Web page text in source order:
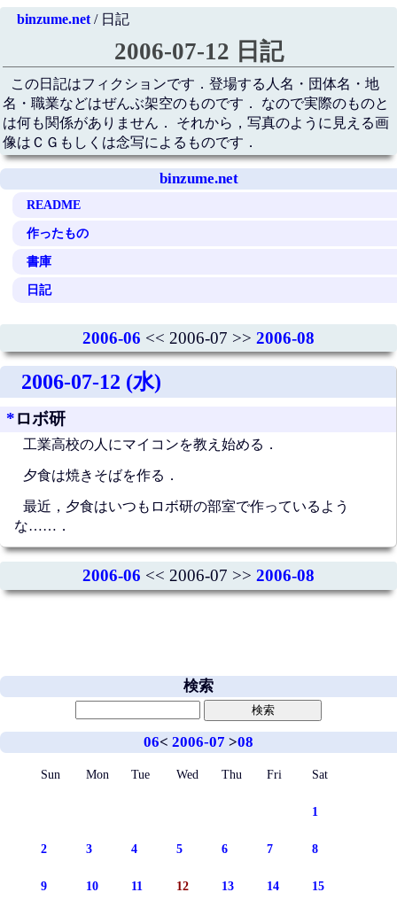
binzume.net/ 日記
2006-07-12 日記
この日記はフィクションです．登場する人名・団体名・地
名・職業などはぜんぶ架空のものです． なので実際のものと
は何も関係がありません． それから，写真のように見える画
像はＣＧもしくは念写によるものです．
binzume.net
README
作ったもの
書庫
日記
2006-06 << 2006-07 >> 2006-08
2006-07-12 (水)
*ロボ研
工業高校の人にマイコンを教え始める．
夕食は焼きそばを作る．
最近，夕食はいつもロボ研の部室で作っているよう
な……．
2006-06 << 2006-07 >> 2006-08
検索
06< 2006-07 >08
Sun Mon Tue Wed Thu Fri Sat
1
2 3 4 5 6 7 8
9 10 11 12 13 14 15